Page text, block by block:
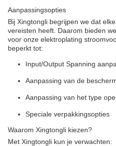
Aanpassingsopties
Bij Xingtongli begrijpen we dat
vereisten heeft. Daarom bieden
voor onze elektroplating
beperkt tot:
Input/Output Spanning
Aanpassing van de
Aanpassing van het type
Speciale verpakkingsopties
Waarom Xingtongli kiezen?
Met Xingtongli kun je verwachten: